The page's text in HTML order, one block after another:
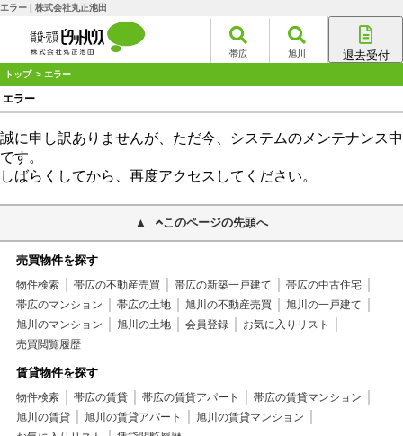
エラー | 株式会社丸正池田
帯広 旭川 退去受付
トップ > エラー
エラー
誠に申し訳ありませんが、ただ今、システムのメンテナンス中
です。
しばらくしてから、再度アクセスしてください。
このページの先頭へ
売買物件を探す
物件検索 帯広の不動産売買 帯広の新築一戸建て
帯広の中古住宅
帯広のマンション
帯広の土地 旭川の不動産売買
旭川の一戸建て
旭川のマンション
旭川の土地 会員登録
お気に入りリスト
売買閲覧履歴
賃貸物件を探す
物件検索 帯広の賃貸 帯広の賃貸アパート
帯広の賃貸マンション
旭川の賃貸
旭川の賃貸アパート
旭川の賃貸マンション